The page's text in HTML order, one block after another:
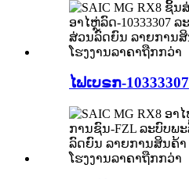
ໄຟເບຣກ-10333307